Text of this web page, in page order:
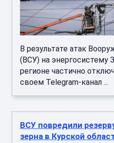
В результате атак
(ВСУ) на энергосистему
регионе частично
своем Telegram-канал ...
ВСУ повредили
зерна в Курской